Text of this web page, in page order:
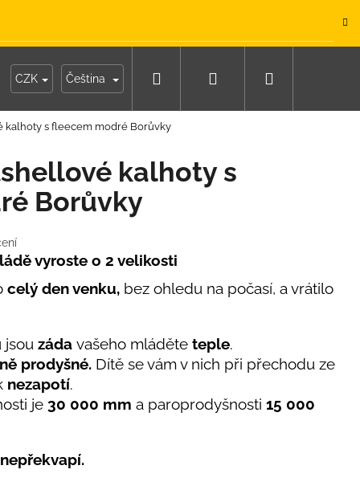
Moje objednávka
CZK Čeština Hledat Přihlášení
kalhoty s fleecem modré Borůvky
kalhoty s
Borůvky
vyroste o 2 velikosti
celý den venku, bez ohledu na počasí, a vrátilo
jsou záda vašeho mláděte teple.
prodyšné. Dítě se vám v nich při přechodu ze
nezapotí.
je 30 000 mm a paroprodyšnosti 15 000
NÁMOŘNICKÉ